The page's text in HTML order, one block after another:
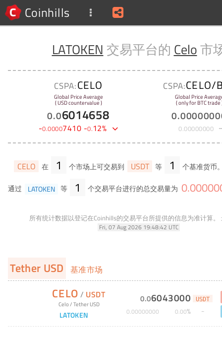
Coinhills
LATOKEN 交易平台的 Celo市
CSPA:CELO
Global Price Average
( USD countervalue )
0.06014658
-0.00007410 -0.12%
CSPA:CELO/
Global Price
( only for BTC trade
0.
0.00000000
CELO 在 1 个市场上可交易到 USDT 等 1 个基准货币
通过 LATOKEN 等 1 个交易平台进行的总交易量为 0.
所有统计数据以登记在Coinhills的交易平台所提供的信息为准计算。
Fri, 07 Aug 2026 19:48:42 UTC
Tether USD 基准市场
CELO / USDT
Celo/Tether USD
LATOKEN
0.06043000 USDT
0.00000000 0.00%